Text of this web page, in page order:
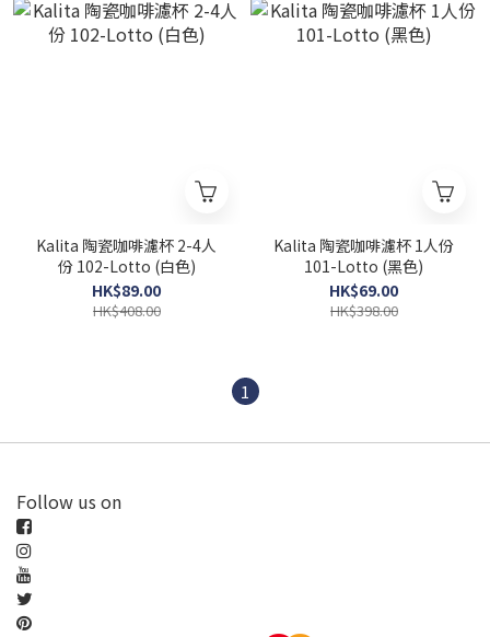
Kalita 陶瓷咖啡濾杯 2-4人
份 102-Lotto (白色)
HK$89.00
HK$408.00
Kalita 陶瓷咖啡濾杯 1人份
101-Lotto (黑色)
HK$69.00
HK$398.00
1
Follow us on